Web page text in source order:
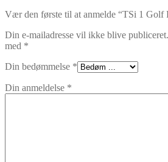
Vær den første til at anmelde “TSi 1 Golf
Din e-mailadresse vil ikke blive publiceret.
med *
Din bedømmelse *
Din anmeldelse *